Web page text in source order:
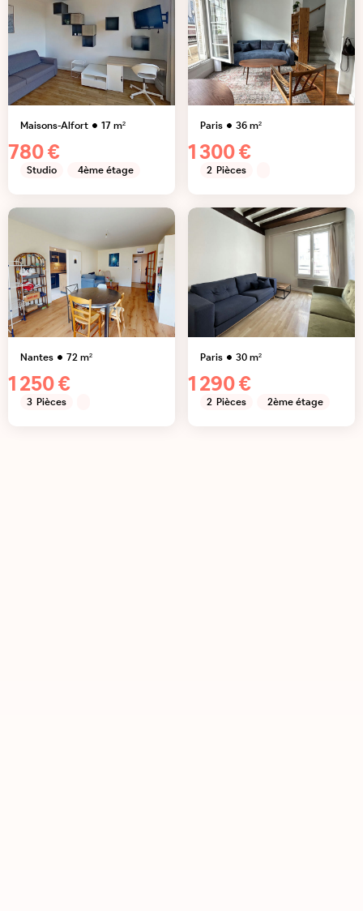
Maisons-Alfort 17m²
780 €
Studio 4ème étage
Paris 36m²
1 300 €
2 Pièces
Nantes 72m²
1 250 €
3 Pièces
Paris 30m²
1 290 €
2 Pièces 2ème étage